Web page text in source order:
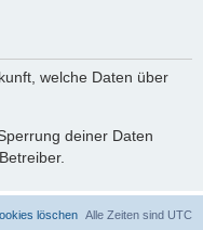
welche Daten über
deiner Daten
Alle Zeiten sind UTC
löschen